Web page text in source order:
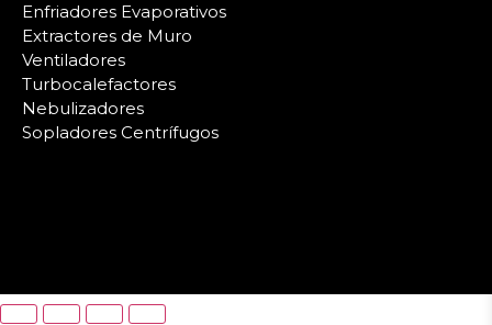
Enfriadores Evaporativos
Extractores de Muro
Ventiladores
Turbocalefactores
Nebulizadores
Sopladores Centrífugos